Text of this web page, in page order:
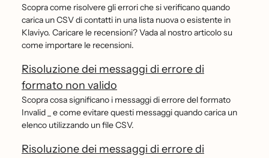
Scopra come risolvere gli errori che si verificano quando
carica un CSV di contatti in una lista nuova o esistente in
Klaviyo. Caricare le recensioni? Vada al nostro articolo su
come importare le recensioni.
Risoluzione dei messaggi di errore di
formato non valido
Scopra cosa significano i messaggi di errore del formato
Invalid _ e come evitare questi messaggi quando carica un
elenco utilizzando un file CSV.
Risoluzione dei messaggi di errore di